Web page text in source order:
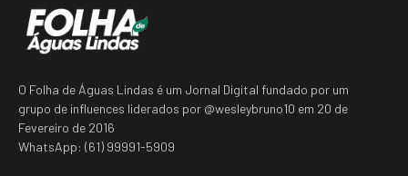
O Folha de Águas Lindas é um Jornal Digital fundado por um
grupo de influences liderados por @wesleybruno10 em 20 de
Fevereiro de 2016
WhatsApp: (61) 99991-5909